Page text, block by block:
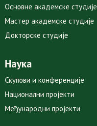
Основне академске студије
Мастер академске студије
Докторске студије
Наука
Скупови и конференције
Национални пројекти
Међународни пројекти